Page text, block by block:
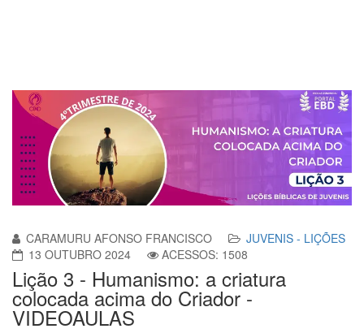
CARAMURU AFONSO FRANCISCO
JUVENIS - LIÇÕES
13 OUTUBRO 2024
ACESSOS: 1508
Lição 3 - Humanismo: a criatura
colocada acima do Criador -
VIDEOAULAS